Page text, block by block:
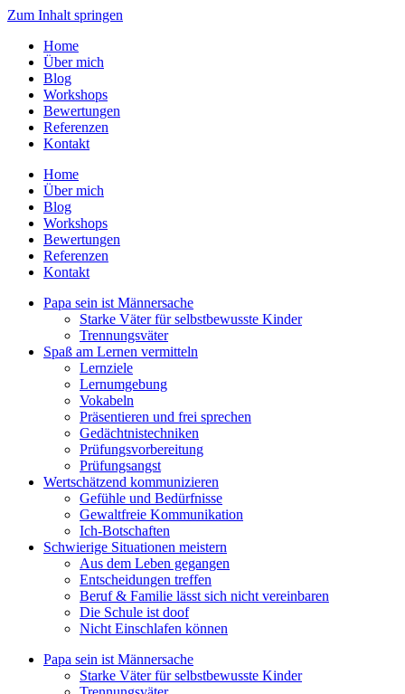
Zum Inhalt springen
Home
Über mich
Blog
Workshops
Bewertungen
Referenzen
Kontakt
Home
Über mich
Blog
Workshops
Bewertungen
Referenzen
Kontakt
Papa sein ist Männersache
Starke Väter für selbstbewusste Kinder
Trennungsväter
Spaß am Lernen vermitteln
Lernziele
Lernumgebung
Vokabeln
Präsentieren und frei sprechen
Gedächtnistechniken
Prüfungsvorbereitung
Prüfungsangst
Wertschätzend kommunizieren
Gefühle und Bedürfnisse
Gewaltfreie Kommunikation
Ich-Botschaften
Schwierige Situationen meistern
Aus dem Leben gegangen
Entscheidungen treffen
Beruf & Familie lässt sich nicht vereinbaren
Die Schule ist doof
Nicht Einschlafen können
Papa sein ist Männersache
Starke Väter für selbstbewusste Kinder